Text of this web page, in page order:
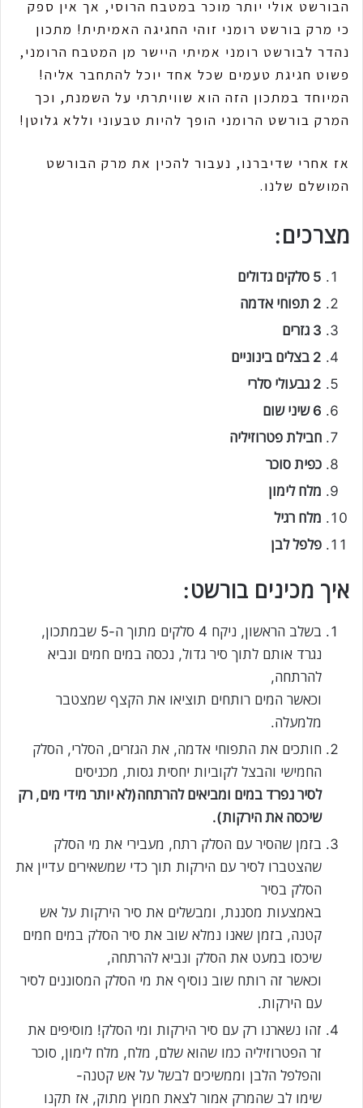
הבורשט אולי יותר מוכר במטבח הרוסי, אך אין ספק
כי מרק בורשט רומני זוהי החגיגה האמיתית! מתכון
נהדר לבורשט רומני אמיתי היישר מן המטבח הרומני,
פשוט חגיגת טעמים שכל אחד יוכל להתחבר אליה!
המיוחד במתכון הזה הוא שוויתרתי על השמנת, וכך
המרק בורשט הרומני הופך להיות טבעוני וללא גלוטן!
אז אחרי שדיברנו, נעבור להכין את מרק הבורשט
המושלם שלנו.
מצרכים:
5 סלקים גדולים
2 תפוחי אדמה
3 גזרים
2 בצלים בינוניים
2 גבעולי סלרי
6 שיני שום
חבילת פטרוזיליה
כפית סוכר
מלח לימון
מלח רגיל
פלפל לבן
איך מכינים בורשט:
בשלב הראשון, ניקח 4 סלקים מתוך ה-5 שבמתכון,
נגרד אותם לתוך סיר גדול, נכסה במים חמים ונביא
להרתחה,
וכאשר המים רותחים תוציאו את הקצף שמצטבר
מלמעלה.
חותכים את התפוחי אדמה, את הגזרים, הסלרי, הסלק
החמישי והבצל לקוביות יחסית גסות, מכניסים
לסיר נפרד במים ומביאים להרתחה(לא יותר מידי מים, רק
שיכסה את הירקות).
בזמן שהסיר עם הסלק רתח, מעבירי את מי הסלק
שהצטברו לסיר עם הירקות תוך כדי שמשאירים עדיין את
הסלק בסיר
באמצעות מסננת, ומבשלים את סיר הירקות על אש
קטנה, בזמן שאנו נמלא שוב את סיר הסלק במים חמים
שיכסו במעט את הסלק ונביא להרתחה,
וכאשר זה רותח שוב נוסיף את מי הסלק המסוננים לסיר
עם הירקות.
זהו נשארנו רק עם סיר הירקות ומי הסלק! מוסיפים את
זר הפטרוזיליה כמו שהוא שלם, מלח, מלח לימון, סוכר
והפלפל הלבן וממשיכים לבשל על אש קטנה-
שימו לב שהמרק אמור לצאת חמוץ מתוק, אז תקנו